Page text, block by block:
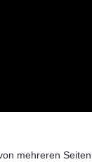
mehreren Seiten..